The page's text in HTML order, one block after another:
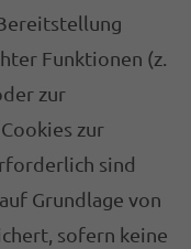
Funktionen (z.
zur
zur
sind
Grundlage von
sofern keine